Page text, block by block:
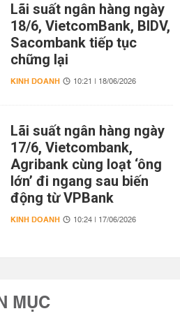
Lãi suất ngân hàng ngày
18/6, VietcomBank, BIDV,
Sacombank tiếp tục
chững lại
KINH DOANH 10:21 | 18/06/2026
Lãi suất ngân hàng ngày
17/6, Vietcombank,
Agribank cùng loạt ‘ông
lớn’ đi ngang sau biến
động từ VPBank
KINH DOANH 10:24 | 17/06/2026
MỤC